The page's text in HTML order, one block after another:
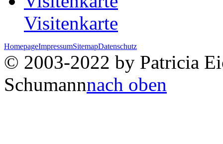
Visitenkarte
HomepageImpressumSitemapDatenschutz
© 2003-2022 by Patricia
Schumannnach oben